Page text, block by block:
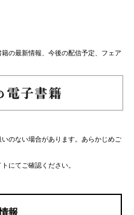
の最新情報、今後の配信予定、フェア
のない場合があります。あらかじめご
にてご確認ください。
報